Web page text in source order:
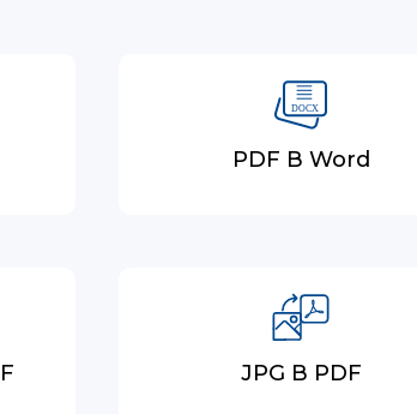
PDF В Word
JPG В PDF